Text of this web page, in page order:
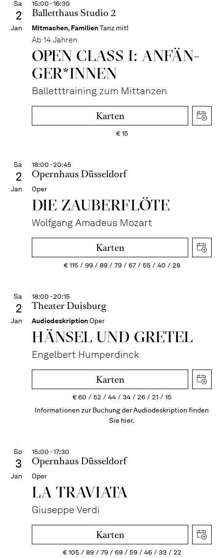
Sa
2
Jan
15:00 - 16:30
Balletthaus Studio 2
Mitmachen, FamilienTanz mit!
Ab 14 Jahren
OPEN CLASS I: ANFÄN­
GER*IN­NEN
Balletttraining zum Mittanzen
Karten
€15
Sa
2
Jan
18:00 - 20:45
Opernhaus Düsseldorf
Oper
DIE ZAUBER­FLÖTE
Wolfgang Amadeus Mozart
Karten
€115 99 89 79 67 55 40 28
Sa
2
Jan
18:00 - 20:15
Theater Duisburg
AudiodeskriptionOper
HÄNSEL UND GRETEL
Engelbert Humperdinck
Karten
€60 52 44 34 26 21
15
Informationen zur Buchung der Audiodeskription finden
Sie hier.
So
3
Jan
15:00 - 17:30
Opernhaus Düsseldorf
Oper
LA TRAVI­ATA
Giuseppe Verdi
Karten
€105 89 79 69 59 46 33
22